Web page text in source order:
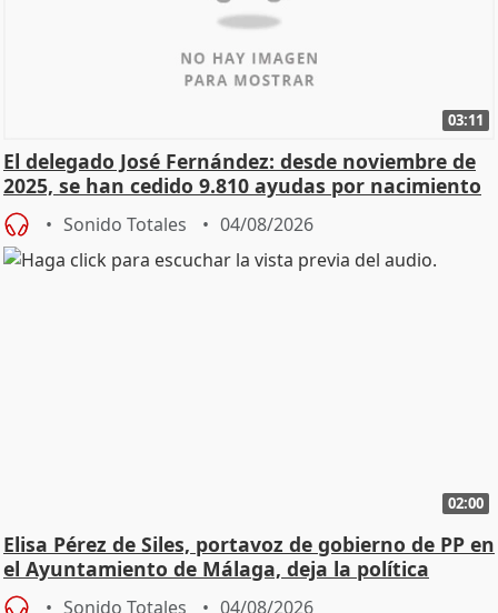
03:11
El delegado José Fernández: desde noviembre de
2025, se han cedido 9.810 ayudas por nacimiento
Sonido Totales 04/08/2026
02:00
Elisa Pérez de Siles, portavoz de gobierno de PP en
el Ayuntamiento de Málaga, deja la política
Sonido Totales 04/08/2026